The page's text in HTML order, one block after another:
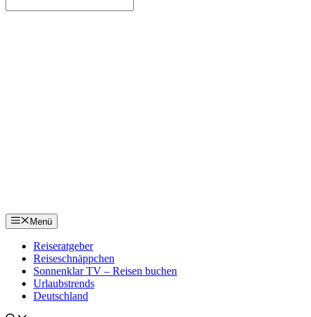
Menü
Reiseratgeber
Reiseschnäppchen
Sonnenklar TV – Reisen buchen
Urlaubstrends
Deutschland